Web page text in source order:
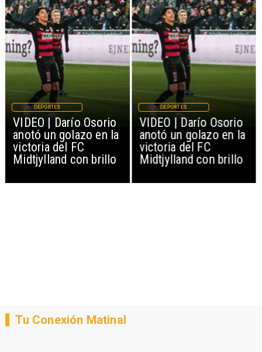
VIDEO | Darío Osorio
anotó un golazo en la
victoria del FC
Midtjylland con brillo
DEPORTES
VIDEO | Darío Osorio
anotó un golazo en la
victoria del FC
Midtjylland con brillo
DEPORTES
Tu Conexión Matinal